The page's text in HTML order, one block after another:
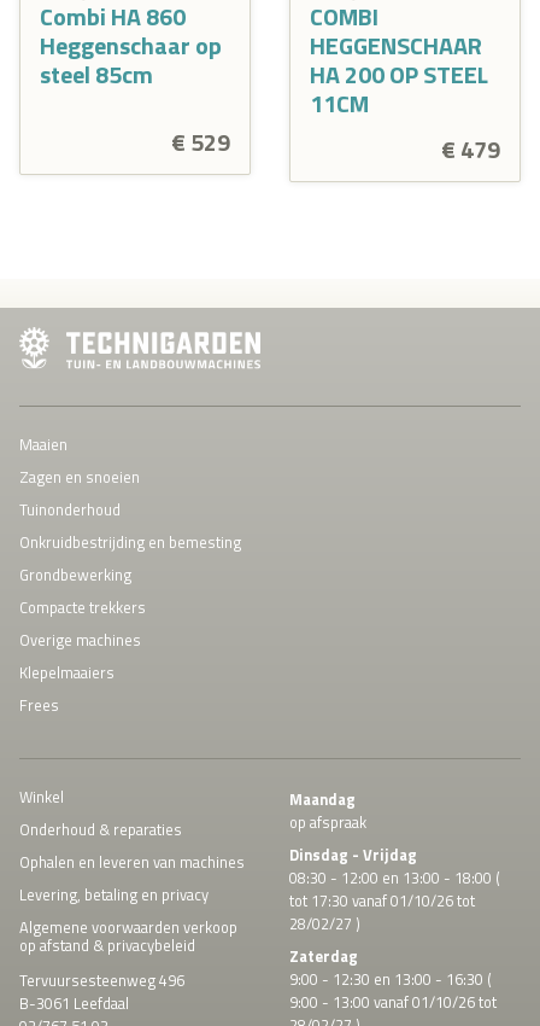
Combi HA 860
Heggenschaar op
steel 85cm
€ 529
COMBI
HEGGENSCHAAR
HA 200 OP STEEL
11CM
€ 479
Maaien
Zagen en snoeien
Tuinonderhoud
Onkruidbestrijding en bemesting
Grondbewerking
Compacte trekkers
Overige machines
Klepelmaaiers
Frees
Winkel
Onderhoud & reparaties
Ophalen en leveren van machines
Levering, betaling en privacy
Algemene voorwaarden verkoop
op afstand & privacybeleid
Tervuursesteenweg 496
B-3061 Leefdaal
Maandag
op afspraak
Dinsdag - Vrijdag
08:30 - 12:00 en 13:00 - 18:00 (
tot 17:30 vanaf 01/10/26 tot
28/02/27 )
Zaterdag
9:00 - 12:30 en 13:00 - 16:30 (
9:00 - 13:00 vanaf 01/10/26 tot